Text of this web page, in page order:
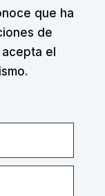
que ha
de
el